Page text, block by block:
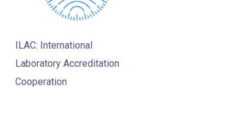
ILAC: International
Laboratory Accreditation
Cooperation